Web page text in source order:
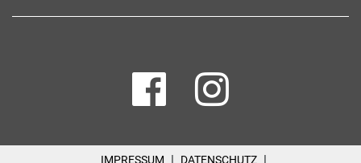
IMPRESSUM | DATENSCHUTZ |